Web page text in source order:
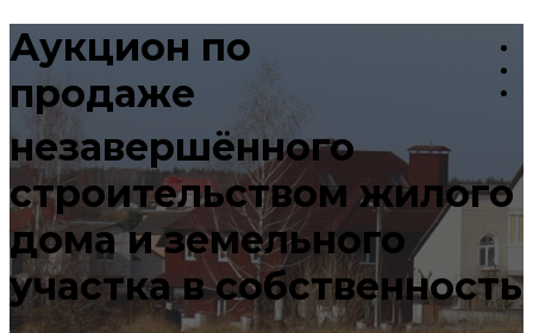
Аукцион по
продаже
незавершённого
строительством жилого
дома и земельного
участка в собственность